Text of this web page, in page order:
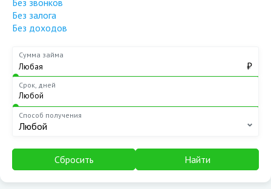
Без звонков
Без залога
Без доходов
Сумма займа
₽
Срок, дней
Способ получения
Любой
Сбросить Найти